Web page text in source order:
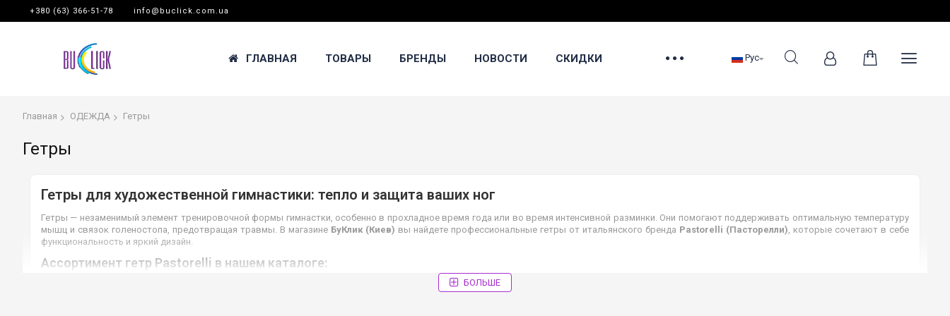
+380 (63) 366-51-78 info@buclick.com.ua
ГЛАВНАЯ ТОВАРЫ БРЕНДЫ НОВОСТИ СКИДКИ Рус
Главная ОДЕЖДА Гетры
Гетры
Гетры для художественной гимнастики: тепло и защита ваших ног
Гетры — незаменимый элемент тренировочной формы гимнастки, особенно в прохладное время года или во время интенсивной разминки. Они помогают поддерживать оптимальную температуру
мышц и связок голеностопа, предотвращая травмы. В магазине БуКлик (Киев) вы найдете профессиональные гетры от итальянского бренда Pastorelli (Пасторелли) , которые сочетают в себе
функциональность и яркий дизайн.
Ассортимент гетр Pastorelli в нашем каталоге:
Стильные гетры без пятки с широкой цветовой палитрой (сиреневый, фуксия, голубой, желтый, черный). Доступны в размерах S (обувь до 34) и M (обувь 35-39).
БОЛЬШЕ